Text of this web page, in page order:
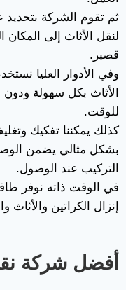
ثم تقوم الشركة بتحديد
لنقل الأثاث إلى
قصير.
وفي الأدوار العليا
الأثاث بكل سهولة
للوقت.
كذلك يمكننا تفكيك
بشكل مثالي يضمن
التركيب عند الوصول.
في الوقت ذاته نوفر
إنزال الكراتين والأثاث
أفضل شركة